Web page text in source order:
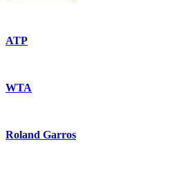
ATP
WTA
Roland Garros